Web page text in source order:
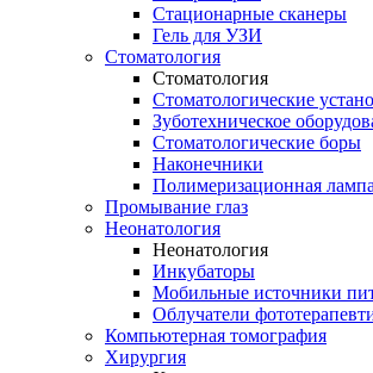
Стационарные сканеры
Гель для УЗИ
Стоматология
Стоматология
Стоматологические
Зуботехническое
Стоматологические боры
Наконечники
Полимеризационная лампа
Промывание глаз
Неонатология
Неонатология
Инкубаторы
Мобильные источники
Облучатели
Компьютерная томография
Хирургия